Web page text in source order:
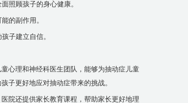
照顾孩子的身心健康。
的副作用。
子建立自信。
心理和神经科医生团队，能够为抽动症儿童
子更好地应对抽动症带来的挑战。
院还提供家长教育课程，帮助家长更好地理